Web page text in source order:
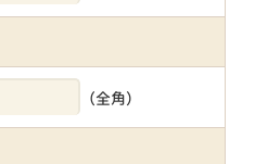
（全角）